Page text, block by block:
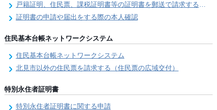
戸籍証明、住民票、課税証明書等の証明書を郵送で請求する際の本人確認
証明書の申請や届出をする際の本人確認
住民基本台帳ネットワークシステム
住民基本台帳ネットワークシステム
北見市以外の住民票を請求する（住民票の広域交付）
特別永住者証明書
特別永住者証明書に関する申請